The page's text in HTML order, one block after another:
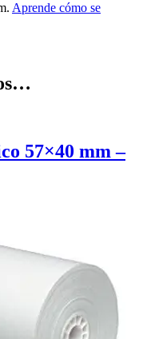
Aprende cómo se
57×40 mm –